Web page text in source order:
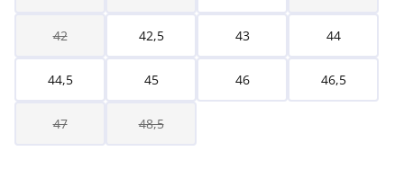
42 42,5 43 44
44,5 45 46 46,5
47 48,5